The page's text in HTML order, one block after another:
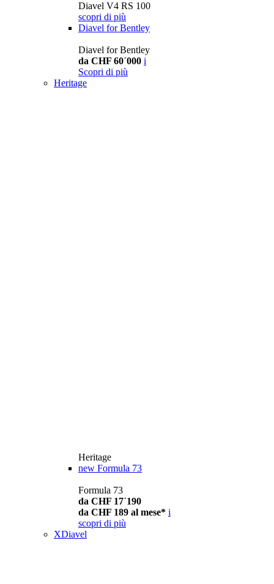
Diavel V4 RS 100
scopri di più
Diavel for Bentley
Diavel for Bentley
da CHF 60´000 i
Scopri di più
Heritage
Heritage
new Formula 73
Formula 73
da CHF 17´190
da CHF 189 al mese* i
scopri di più
XDiavel